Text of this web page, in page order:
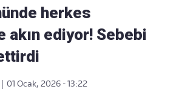
herkes
akın ediyor! Sebebi
01 Ocak, 2026 - 13:22